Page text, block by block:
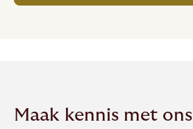
Maak kennis met ons